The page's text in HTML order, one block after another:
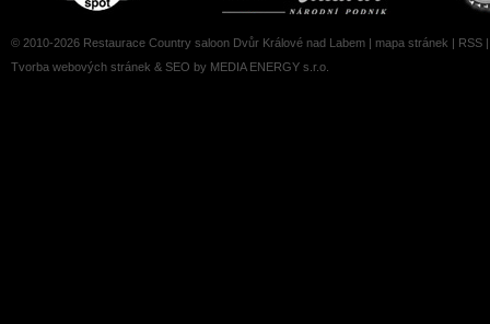
© 2010-2026 Restaurace Country saloon Dvůr Králové nad Labem | mapa stránek | RSS
Tvorba webových stránek & SEO by MEDIA ENERGY s.r.o.